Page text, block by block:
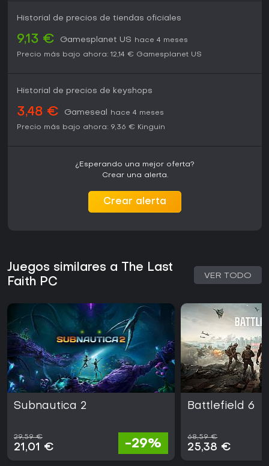
Historial de precios de tiendas oficiales
9,13 € Gamesplanet US
hace 4 meses
Precio más bajo ahora: 12,14 € Gamesplanet US
Historial de precios de keyshops
3,48 € Gameseal
hace 4 meses
Precio más bajo ahora: 9,36 € Kinguin
¿Esperando una mejor oferta?
Crear una alerta.
Crear alerta
Juegos similares a The Last
Faith PC
VER TODO
Subnautica 2
29,59 €
21,01 € -29%
Battlefield 6
68,59 €
25,38 €